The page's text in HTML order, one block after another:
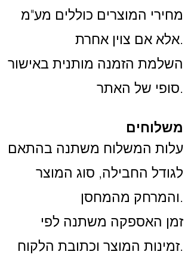
מחירי המוצרים כוללים מע"מ
אלא אם צוין אחרת.
השלמת הזמנה מותנית באישור
סופי של האתר.
משלוחים
עלות המשלוח משתנה בהתאם
לגודל החבילה, סוג המוצר
והמרחק מהמחסן.
זמן האספקה משתנה לפי
זמינות המוצר וכתובת הלקוח.